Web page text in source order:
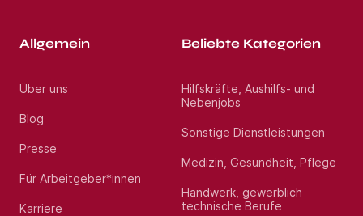
Allgemein
Über uns
Blog
Presse
Für Arbeitgeber*innen
Karriere
Beliebte Kategorien
Hilfskräfte, Aushilfs- und
Nebenjobs
Sonstige Dienstleistungen
Medizin, Gesundheit, Pflege
Handwerk, gewerblich
technische Berufe